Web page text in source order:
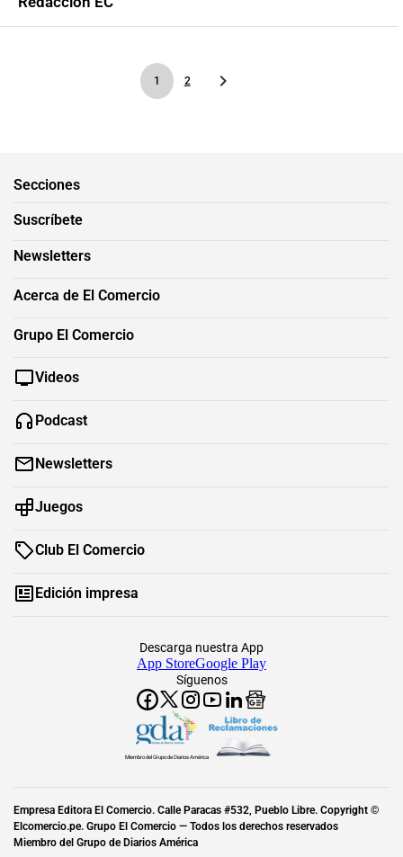
1 2
Secciones
Suscríbete
Newsletters
Acerca de El Comercio
Grupo El Comercio
Videos
Podcast
Newsletters
Juegos
Club El Comercio
Edición impresa
Síguenos
Descarga nuestra App
App StoreGoogle Play
Miembro del Grupo de Diarios América
Empresa Editora El Comercio. Calle Paracas #532, Pueblo Libre. Copyright ©
Elcomercio.pe. Grupo El Comercio — Todos los derechos reservados
Miembro del Grupo de Diarios América